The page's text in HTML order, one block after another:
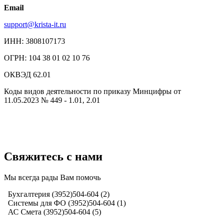
Email
support@krista-it.ru
ИНН: 3808107173
ОГРН: 104 38 01 02 10 76
ОКВЭД 62.01
Коды видов деятельности по приказу Минцифры от
11.05.2023 № 449 - 1.01, 2.01
Свяжитесь с нами
Мы всегда рады Вам помочь
Бухгалтерия (3952)504-604 (2)
Системы для ФО (3952)504-604 (1)
АС Смета (3952)504-604 (5)